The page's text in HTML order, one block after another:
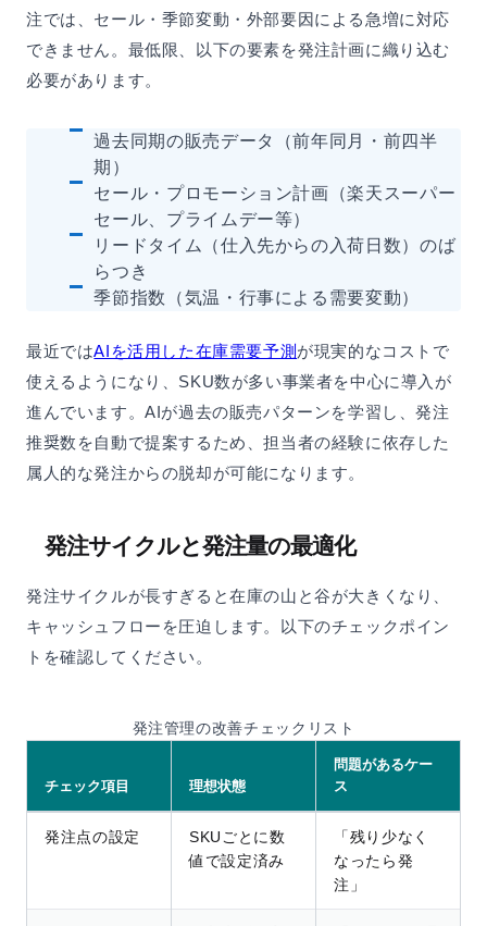
注では、セール・季節変動・外部要因による急増に対応
できません。最低限、以下の要素を発注計画に織り込む
必要があります。
過去同期の販売データ（前年同月・前四半
期）
セール・プロモーション計画（楽天スーパー
セール、プライムデー等）
リードタイム（仕入先からの入荷日数）のば
らつき
季節指数（気温・行事による需要変動）
最近ではAIを活用した在庫需要予測 が現実的なコストで
使えるようになり、SKU数が多い事業者を中心に導入が
進んでいます。AIが過去の販売パターンを学習し、発注
推奨数を自動で提案するため、担当者の経験に依存した
属人的な発注からの脱却が可能になります。
発注サイクルと発注量の最適化
発注サイクルが長すぎると在庫の山と谷が大きくなり、
キャッシュフローを圧迫します。以下のチェックポイン
トを確認してください。
発注管理の改善チェックリスト
チェック項目 理想状態
問題があるケー
ス
発注点の設定
SKUごとに数
値で設定済み
「残り少なく
なったら発
注」